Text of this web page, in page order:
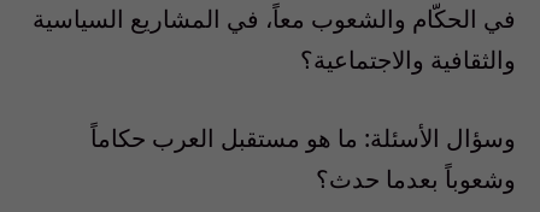
في الحكّام والشعوب معاً، في المشاريع السياسية
والثقافية والاجتماعية؟
وسؤال الأسئلة: ما هو مستقبل العرب حكاماً
وشعوباً بعدما حدث؟